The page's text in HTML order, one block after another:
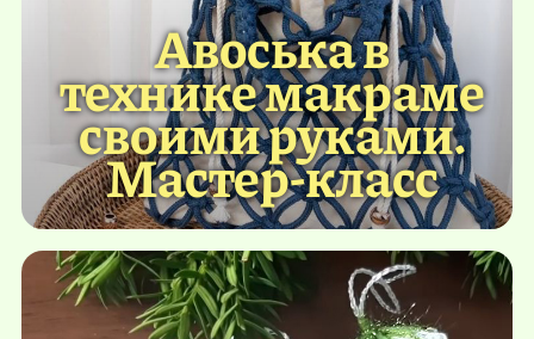
Авоська в
технике макраме
своими руками.
Мастер-класс